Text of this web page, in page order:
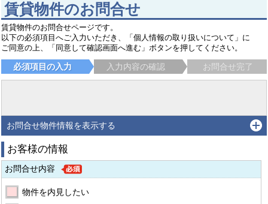
賃貸物件のお問合せ
賃貸物件のお問合せページです。
以下の必須項目へご入力いただき、「個人情報の取り扱いについて」に
ご同意の上、「同意して確認画面へ進む」ボタンを押してください。
必須項目の入力 入力内容の確認 お問合せ完了
お問合せ物件情報を表示する
お客様の情報
お問合せ内容
物件を内見したい